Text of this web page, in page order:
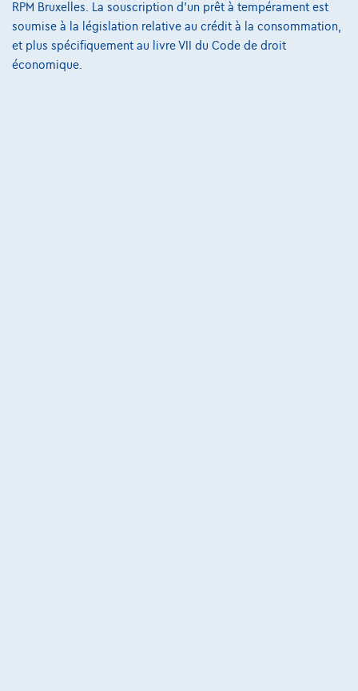
Comparer
Voir le véhicule
RPM Bruxelles. La souscription d'un prêt à tempérament est
soumise à la législation relative au crédit à la consommation,
et plus spécifiquement au livre VII du Code de droit
économique.